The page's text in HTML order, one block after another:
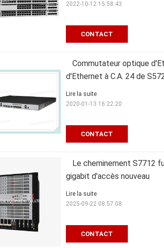
CONTACT
2022-10-12 15:58:43
Commutateur optique
d'Ethernet à C.A. 24 de
CONTACT
Lire la suite
2020-01-13 16:22:20
Le cheminement S7712
gigabit d'accès nouveau
CONTACT
Lire la suite
2025-09-22 08:57:08